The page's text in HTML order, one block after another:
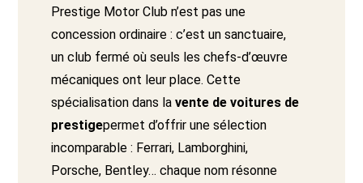
Prestige Motor Club n’est pas une
concession ordinaire : c’est un sanctuaire,
un club fermé où seuls les chefs-d’œuvre
mécaniques ont leur place. Cette
spécialisation dans la vente de voitures de
prestigepermet d’offrir une sélection
incomparable : Ferrari, Lamborghini,
Porsche, Bentley… chaque nom résonne